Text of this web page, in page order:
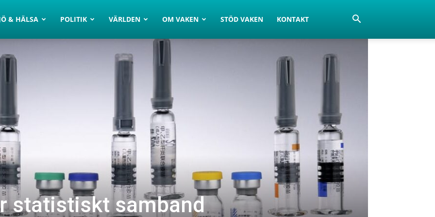
& HÄLSA POLITIK VÄRLDEN OM VAKEN STÖD VAKEN KONTAKT
statistiskt samband